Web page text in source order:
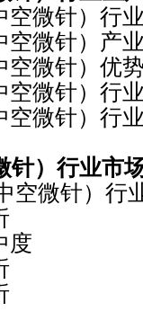
微针）行
微针）产
微针）优
微针）行
微针）行
针）行业市
微针）行
度